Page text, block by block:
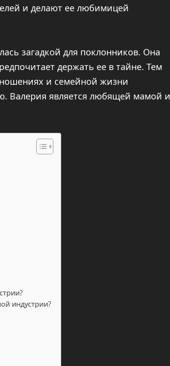
и делают ее любимицей
загадкой для поклонников. Она
держать ее в тайне. Тем
и семейной жизни
Валерия является любящей мамой и
индустрии?